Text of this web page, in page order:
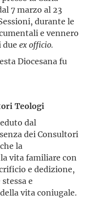
7 marzo al 23
durante le
e vennero
due ex officio.
Diocesana fu
Teologi
dal
dei Consultori
la
vita familiare con
e dedizione,
e
vita coniugale.